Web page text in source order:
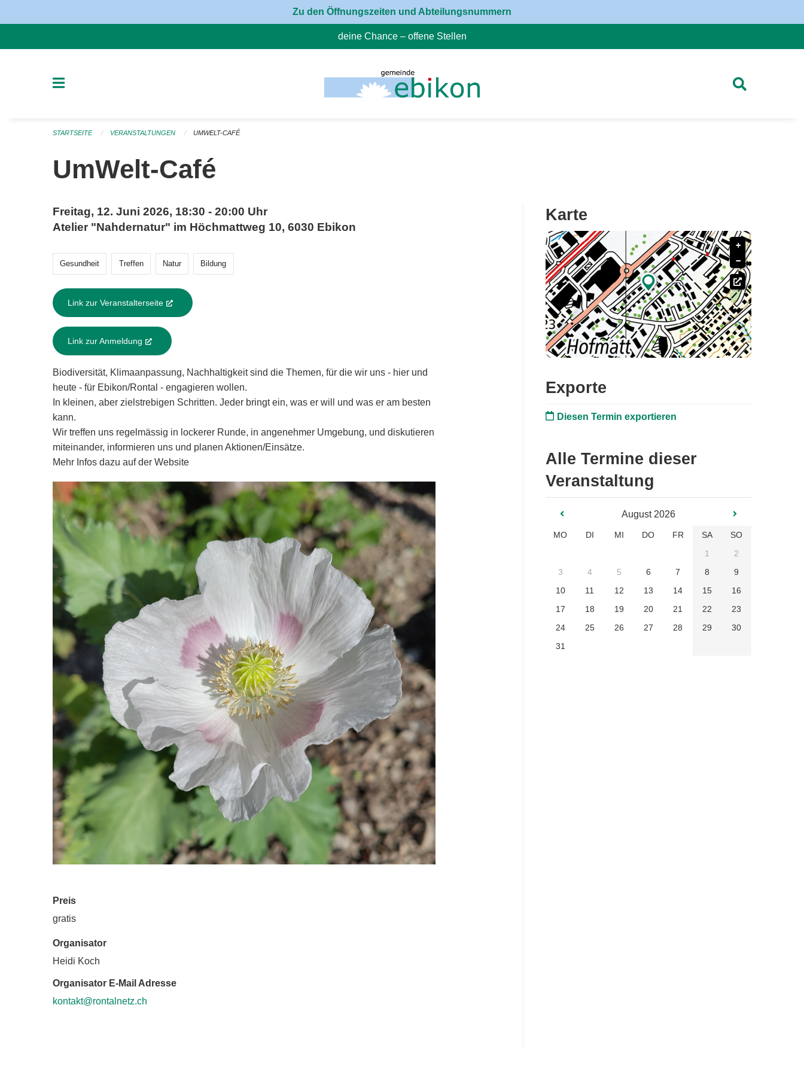
Zu den Öffnungszeiten und Abteilungsnummern
deine Chance – offene Stellen
STARTSEITE VERANSTALTUNGEN UMWELT-CAFÉ
UmWelt-Café
Freitag, 12. Juni 2026, 18:30 - 20:00 Uhr
Atelier "Nahdernatur" im Höchmattweg 10, 6030 Ebikon
Gesundheit Treffen Natur Bildung
Link zur Veranstalterseite (External Link)
Link zur Anmeldung (External Link)
Biodiversität, Klimaanpassung, Nachhaltigkeit sind die Themen, für die wir uns - hier und
heute - für Ebikon/Rontal - engagieren wollen.
In kleinen, aber zielstrebigen Schritten. Jeder bringt ein, was er will und was er am besten
kann.
Wir treffen uns regelmässig in lockerer Runde, in angenehmer Umgebung, und diskutieren
miteinander, informieren uns und planen Aktionen/Einsätze.
Mehr Infos dazu auf der Website
Preis
gratis
Organisator
Heidi Koch
Organisator E-Mail Adresse
kontakt@rontalnetz.ch
Karte

+
−
Exporte
Diesen Termin exportieren
Alle Termine dieser
Veranstaltung
August 2026
MO DI MI DO FR SA
SO
1
2
3
4 5 6 7 8
9
10
11 12 13 14 15
16
17
18 19 20 21 22
23
24
25 26 27 28 29
30
31